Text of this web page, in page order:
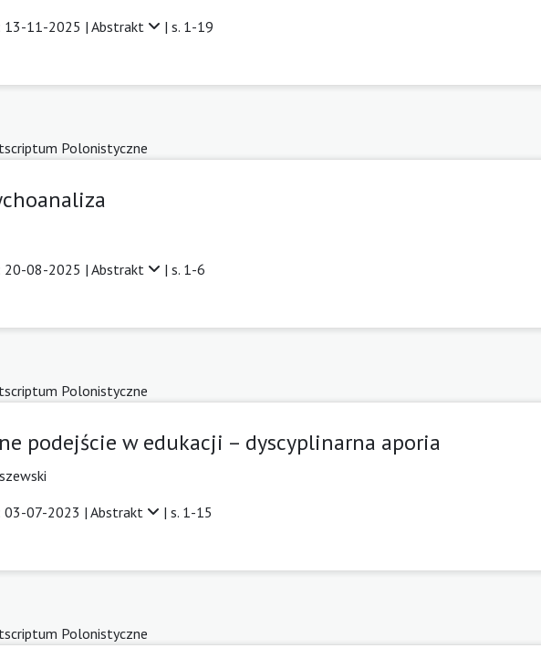
13-11-2025 | Abstrakt | s. 1-19
Polonistyczne
20-08-2025 | Abstrakt | s. 1-6
Polonistyczne
podejście w edukacji – dyscyplinarna aporia
03-07-2023 |Abstrakt | s. 1-15
Polonistyczne